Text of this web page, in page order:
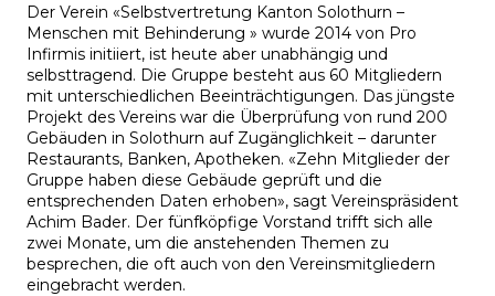
Der Verein «Selbstvertretung Kanton Solothurn –
Menschen mit Behinderung » wurde 2014 von Pro
Infirmis initiiert, ist heute aber unabhängig und
selbsttragend. Die Gruppe besteht aus 60 Mitgliedern
mit unterschiedlichen Beeinträchtigungen. Das jüngste
Projekt des Vereins war die Überprüfung von rund 200
Gebäuden in Solothurn auf Zugänglichkeit – darunter
Restaurants, Banken, Apotheken. «Zehn Mitglieder der
Gruppe haben diese Gebäude geprüft und die
entsprechenden Daten erhoben», sagt Vereinspräsident
Achim Bader. Der fünfköpfige Vorstand trifft sich alle
zwei Monate, um die anstehenden Themen zu
besprechen, die oft auch von den Vereinsmitgliedern
eingebracht werden.